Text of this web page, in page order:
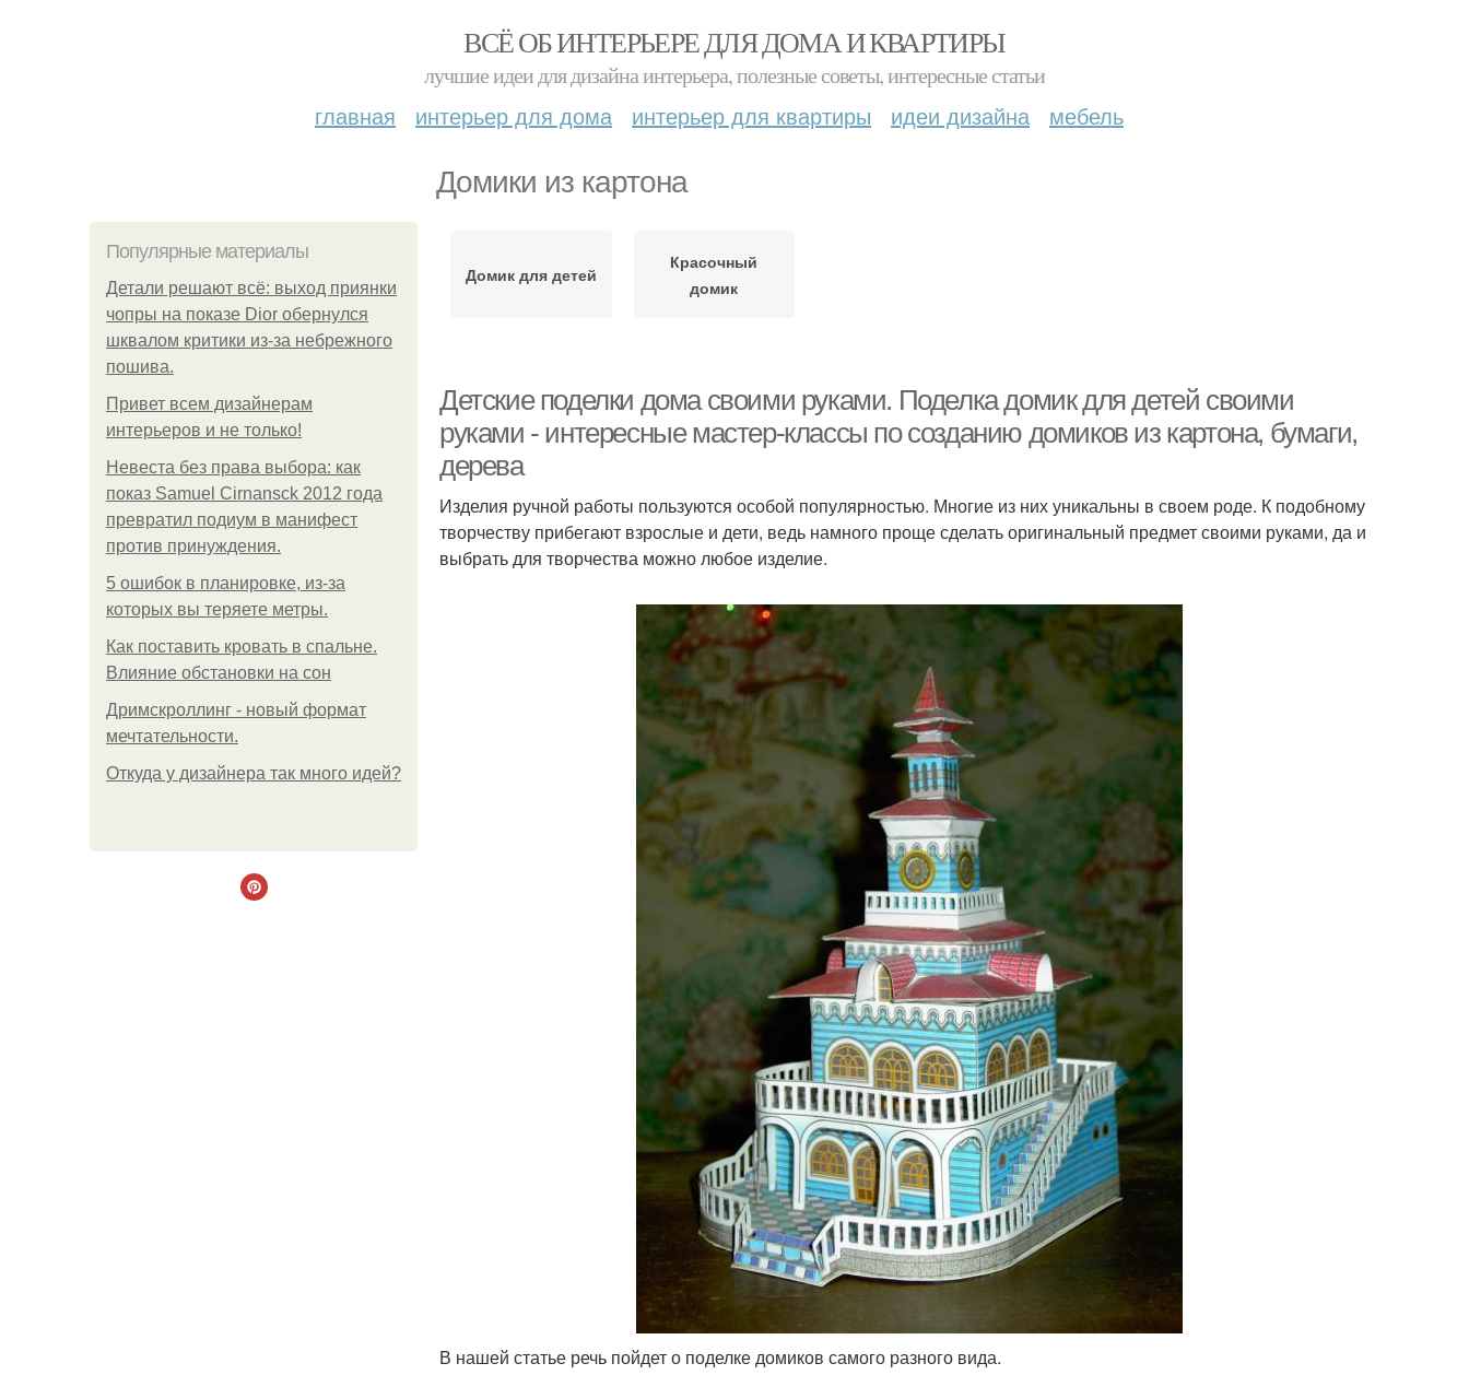
ВСЁ ОБ ИНТЕРЬЕРЕ ДЛЯ ДОМА И КВАРТИРЫ
лучшие идеи для дизайна интерьера, полезные советы, интересные статьи
главная интерьер для дома интерьер для квартиры идеи дизайна мебель
Домики из картона
Популярные материалы
Детали решают всё: выход приянки
чопры на показе Dior обернулся
шквалом критики из-за небрежного
пошива.
Привет всем дизайнерам
интерьеров и не только!
Невеста без права выбора: как
показ Samuel Cirnansck 2012 года
превратил подиум в манифест
против принуждения.
5 ошибок в планировке, из-за
которых вы теряете метры.
Как поставить кровать в спальне.
Влияние обстановки на сон
Дримскроллинг - новый формат
мечтательности.
Откуда у дизайнера так много идей?
Домик для детей
Красочный
домик
Детские поделки дома своими руками. Поделка домик для детей своими
руками - интересные мастер-классы по созданию домиков из картона, бумаги,
дерева
Изделия ручной работы пользуются особой популярностью. Многие из них уникальны в своем роде. К подобному
творчеству прибегают взрослые и дети, ведь намного проще сделать оригинальный предмет своими руками, да и
выбрать для творчества можно любое изделие.
В нашей статье речь пойдет о поделке домиков самого разного вида.